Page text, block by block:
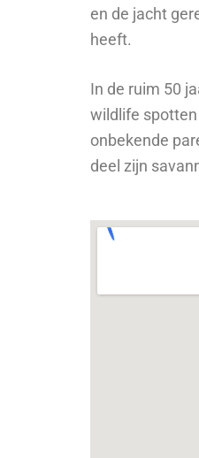
en de jacht
heeft.
In de ruim 50
wildlife spotten
onbekende
deel zijn